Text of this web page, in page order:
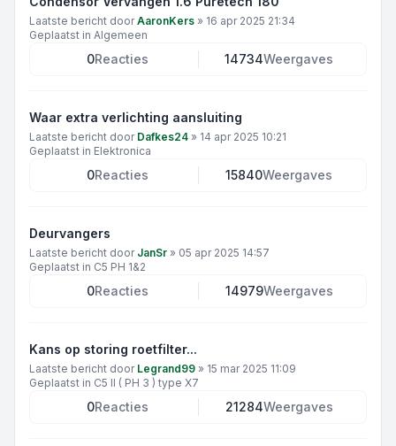
Laatste bericht doorAaronKers » 16 apr 2025 21:34
Geplaatst in Algemeen
0Reacties 14734Weergaves
Waar extra verlichting aansluiting
Laatste bericht door Dafkes24 » 14 apr 2025 10:21
Geplaatst in Elektronica
0Reacties 15840Weergaves
Deurvangers
Laatste bericht door JanSr » 05 apr 2025 14:57
Geplaatst in C5 PH 1&2
0Reacties 14979Weergaves
Kans op storing roetfilter...
Laatste bericht door Legrand99 » 15 mar 2025 11:09
Geplaatst in C5 II ( PH 3 ) type X7
0Reacties 21284Weergaves